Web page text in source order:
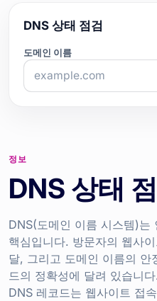
DNS 상태 점검
도메인 이름
정보
DNS 상태
DNS(도메인 이름 시스템)는
핵심입니다. 방문자의 웹사
달, 그리고 도메인 이름의 안
드의 정확성에 달려 있습니
DNS 레코드는 웹사이트 접